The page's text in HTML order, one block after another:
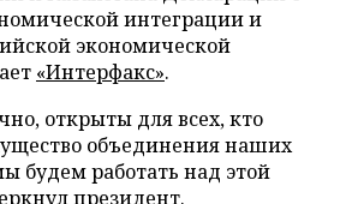
интеграции и
экономической
«Интерфакс».
открыты для всех, кто
объединения наших
будем работать над этой
президент.